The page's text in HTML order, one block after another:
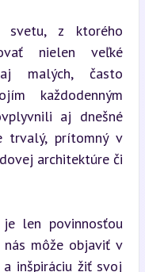
svetu, z ktorého
nielen veľké
malých, často
každodenným
aj dnešné
trvalý, prítomný v
architektúre či
len povinnosťou
môže objaviť v
inšpiráciu žiť svoj